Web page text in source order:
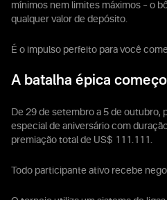
mínimos nem limites máximos – o
qualquer valor de depósito.
É o impulso perfeito para você
A batalha épica
De 29 de setembro a 5 de outubro,
especial de aniversário com
premiação total de US$ 111.111.
Todo participante ativo recebe